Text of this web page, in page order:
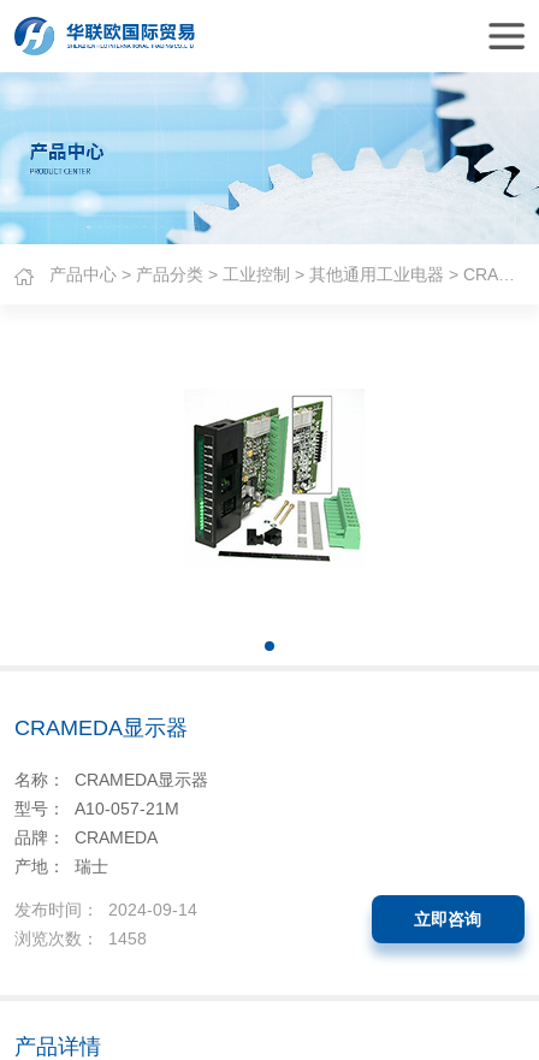
产品中心 > 产品分类 >工业控制 >其他通用工业电器 > CRAMEDA显示器
CRAMEDA显示器
名称： CRAMEDA显示器
型号： A10-057-21M
品牌： CRAMEDA
产地： 瑞士
发布时间： 2024-09-14
浏览次数： 1458
立即咨询
产品详情